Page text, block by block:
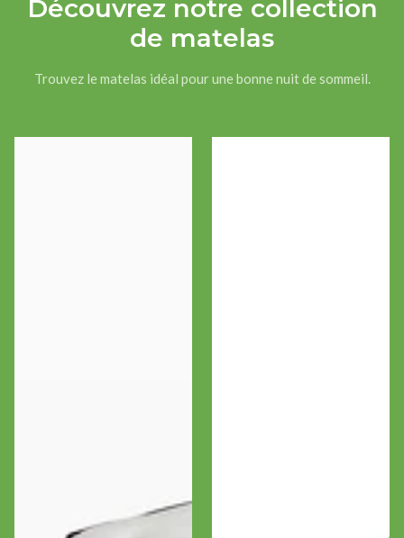
Découvrez notre collection
de matelas
Trouvez le matelas idéal pour une bonne nuit de sommeil.